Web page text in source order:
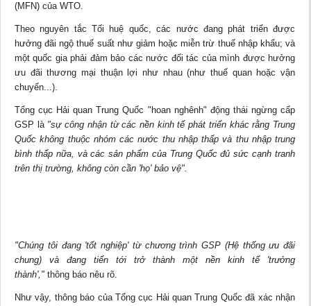
(MFN) của WTO.
Theo nguyên tắc Tối huệ quốc, các nước đang phát triển được
hưởng đãi ngộ thuế suất như giảm hoặc miễn trừ thuế nhập khẩu; và
một quốc gia phải đảm bảo các nước đối tác của mình được hưởng
ưu đãi thương mại thuận lợi như nhau (như thuế quan hoặc vận
chuyển...).
Tổng cục Hải quan Trung Quốc "hoan nghênh" động thái ngừng cấp
GSP là "sự công nhận từ các nền kinh tế phát triển khác rằng Trung
Quốc không thuộc nhóm các nước thu nhập thấp và thu nhập trung
bình thấp nữa, và các sản phẩm của Trung Quốc đủ sức cạnh tranh
trên thị trường, không còn cần 'họ' bảo vệ".
"Chúng tôi đang 'tốt nghiệp' từ chương trình GSP (Hệ thống ưu đãi
chung) và đang tiến tới trở thành một nền kinh tế 'trưởng
thành'," thông báo nêu rõ.
Như vậy, thông báo của Tổng cục Hải quan Trung Quốc đã xác nhận